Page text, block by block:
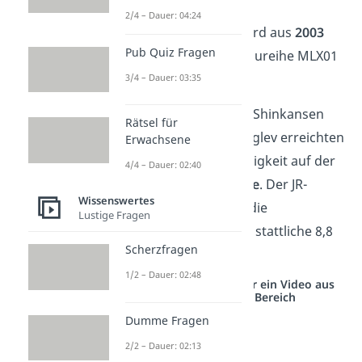
bleibt dieser
Geschwindigkeitsrekord aus2003
ein Einzelfall, da die Baureihe MLX01
rein experimentell
Übrigens:
Sowohl der Shinkansen
LO, als auch der JR-Maglev erreichten
ihre Höchstgeschwindigkeit auf der
Yamanashi-Teststrecke. Der JR-
Maglev benötigte für die
Beschleunigung dabei stattliche 8,8
Kilometer.
Studyflix vernetzt: Hier ein Video aus
einem anderen Bereich
2/4 – Dauer: 04:24
Pub Quiz Fragen
3/4 – Dauer: 03:35
Rätsel für
Erwachsene
4/4 – Dauer: 02:40
Wissenswertes
Lustige Fragen
Scherzfragen
1/2 – Dauer: 02:48
Dumme Fragen
2/2 – Dauer: 02:13